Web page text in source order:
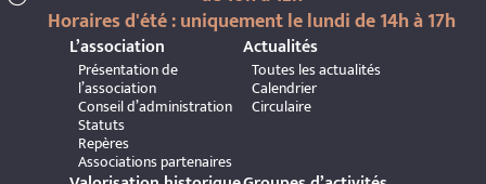
Horaires d'été : uniquement le lundi de 14h à 17h
L’association
Présentation de
l’association
Conseil d’administration
Statuts
Repères
Associations partenaires
Actualités
Toutes les actualités
Calendrier
Circulaire